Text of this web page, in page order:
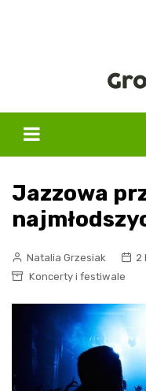
Jazzowa
Natalia Grzesiak
2
Koncerty i festiwale